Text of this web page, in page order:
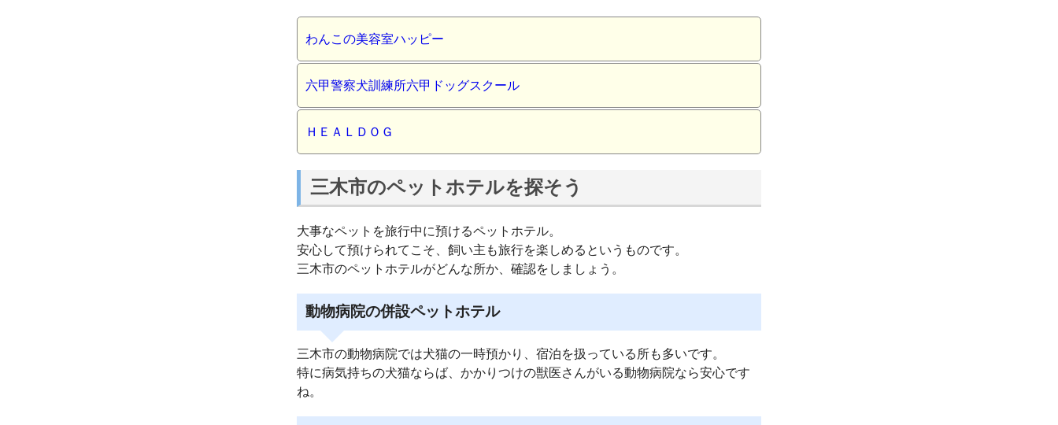
わんこの美容室ハッピー
六甲警察犬訓練所六甲ドッグスクール
ＨＥＡＬＤＯＧ
三木市のペットホテルを探そう
大事なペットを旅行中に預けるペットホテル。
安心して預けられてこそ、飼い主も旅行を楽しめるというものです。
三木市のペットホテルがどんな所か、確認をしましょう。
動物病院の併設ペットホテル
三木市の動物病院では犬猫の一時預かり、宿泊を扱っている所も多いです。
特に病気持ちの犬猫ならば、かかりつけの獣医さんがいる動物病院なら安心です
ね。